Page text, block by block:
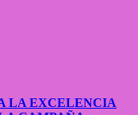
LA EXCELENCIA